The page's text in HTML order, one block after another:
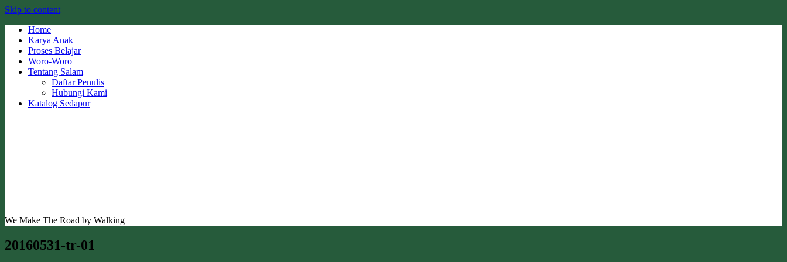
Skip to content
Home
Karya Anak
Proses Belajar
Woro-Woro
Tentang Salam
Daftar Penulis
Hubungi Kami
Katalog Sedapur
We Make The Road by Walking
20160531-tr-01